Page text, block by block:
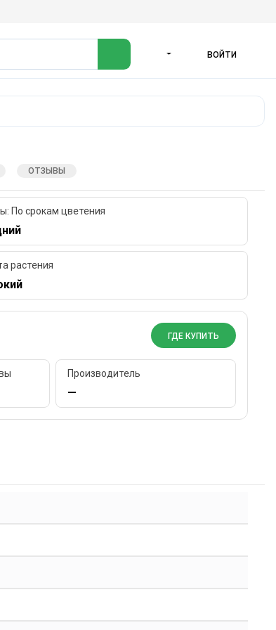
ВОЙТИ
ОТЗЫВЫ
По срокам цветения
растения
ГДЕ КУПИТЬ
Производитель
—